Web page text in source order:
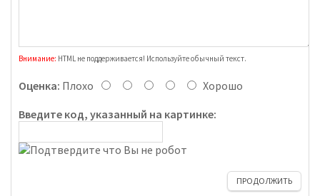
Внимание: HTML не поддерживается! Используйте обычный текст.
Оценка: Плохо
Хорошо
Введите код, указанный на картинке:
ПРОДОЛЖИТЬ